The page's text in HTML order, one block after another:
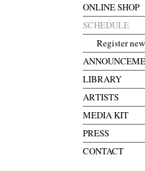
ONLINE SHOP
SCHEDULE
Register
LIBRARY
ARTISTS
MEDIA KIT
PRESS
CONTACT